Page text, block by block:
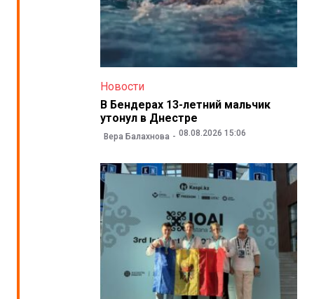
Новости
В Бендерах 13-летний мальчик
утонул в Днестре
Вера Балахнова 08.08.2026 15:06